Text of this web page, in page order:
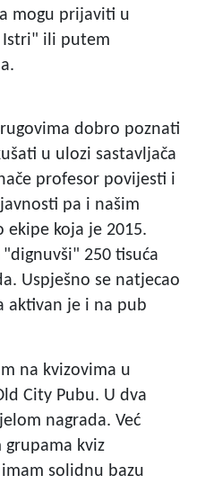
mogu prijaviti u
Istri" ili putem
dobro poznati
u ulozi sastavljača
profesor povijesti i
pa i našim
koja je 2015.
250 tisuća
Uspješno se natjecao
aktivan je i na pub
na kvizovima u
City Pubu. U dva
nagrada. Već
kviz
solidnu bazu